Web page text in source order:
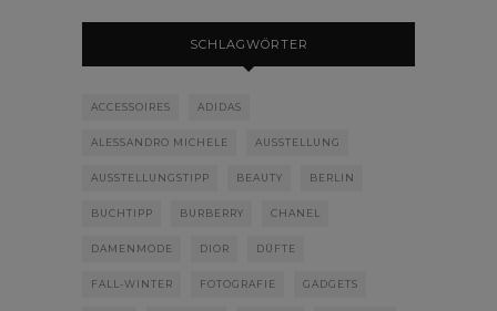
SCHLAGWÖRTER
ACCESSOIRES ADIDAS
ALESSANDRO MICHELE AUSSTELLUNG
AUSSTELLUNGSTIPP BEAUTY BERLIN
BUCHTIPP BURBERRY CHANEL
DAMENMODE DIOR DÜFTE
FALL-WINTER FOTOGRAFIE GADGETS